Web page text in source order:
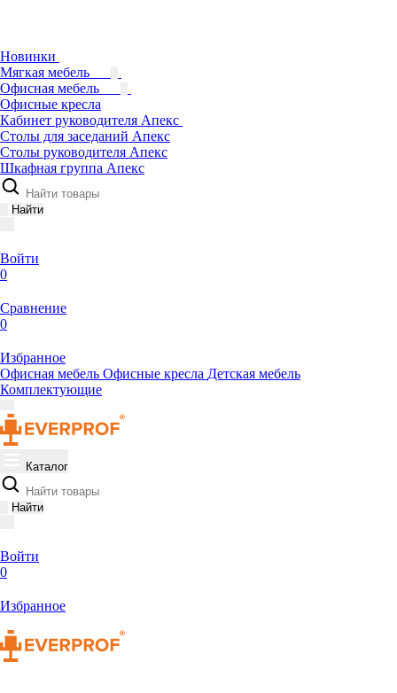
Новинки
Мягкая мебель
Офисная мебель
Офисные кресла
Кабинет руководителя Апекс
Столы для заседаний Апекс
Столы руководителя Апекс
Шкафная группа Апекс
Найти
Войти
0
Сравнение
0
Избранное
Офисная мебель Офисные кресла Детская мебель
Комплектующие
Каталог
Найти
Войти
0
Избранное